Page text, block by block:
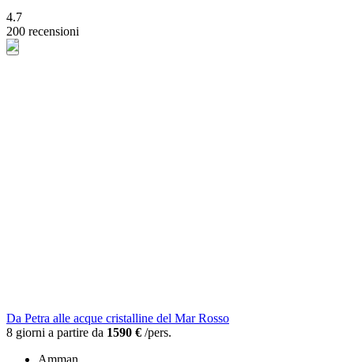
4.7
200 recensioni
Da Petra alle acque cristalline del Mar Rosso
8 giorni a partire da 1590 € /pers.